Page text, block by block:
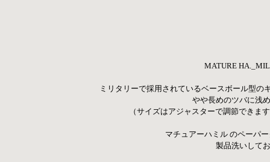
MATURE HA._MIL
ミリタリーで採用されているベースボール型
やや長めのツバに浅
（サイズはアジャスターで調節でき
マチュアーハミル のペーパ
製品洗いして